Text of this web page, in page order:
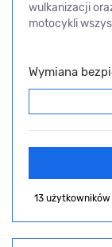
wulkanizacji
motocykli
Wymiana
13